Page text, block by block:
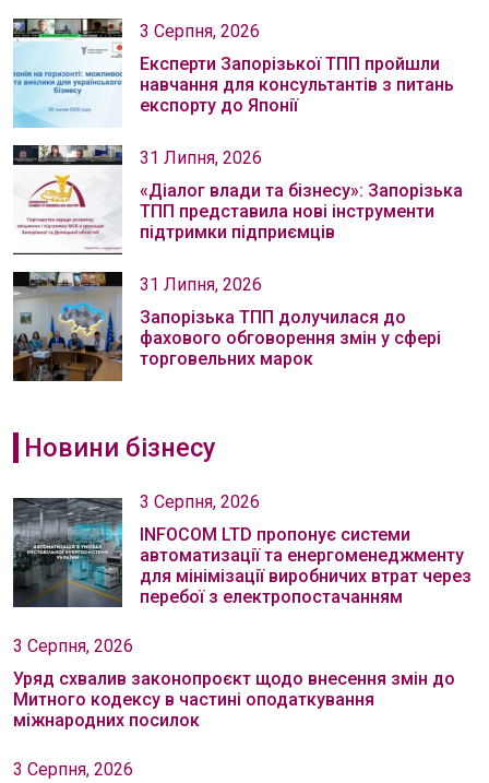
3 Серпня, 2026
Експерти Запорізької ТПП пройшли
навчання для консультантів з питань
експорту до Японії
31 Липня, 2026
«Діалог влади та бізнесу»: Запорізька
ТПП представила нові інструменти
підтримки підприємців
31 Липня, 2026
Запорізька ТПП долучилася до
фахового обговорення змін у сфері
торговельних марок
Новини бізнесу
3 Серпня, 2026
INFOCOM LTD пропонує системи
автоматизації та енергоменеджменту
для мінімізації виробничих втрат через
перебої з електропостачанням
3 Серпня, 2026
Уряд схвалив законопроєкт щодо внесення змін до
Митного кодексу в частині оподаткування
міжнародних посилок
3 Серпня, 2026